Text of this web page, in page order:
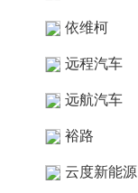
依维柯
远程汽车
远航汽车
裕路
云度新能源